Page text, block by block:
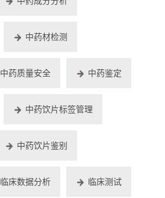
中药材检测
中药质量安全 中药鉴定
中药饮片标签管理
中药饮片鉴别
临床数据分析 临床测试